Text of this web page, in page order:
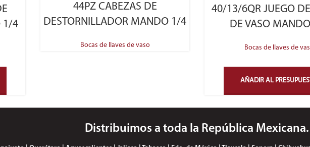
1/4
44PZ CABEZAS DE
DESTORNILLADOR MANDO 1/4
Bocas de llaves de vaso
40/13/6QR JUEGO
DE VASO
Bocas de llaves de
AÑADIR AL
Distribuimos a toda la República Mexicana.